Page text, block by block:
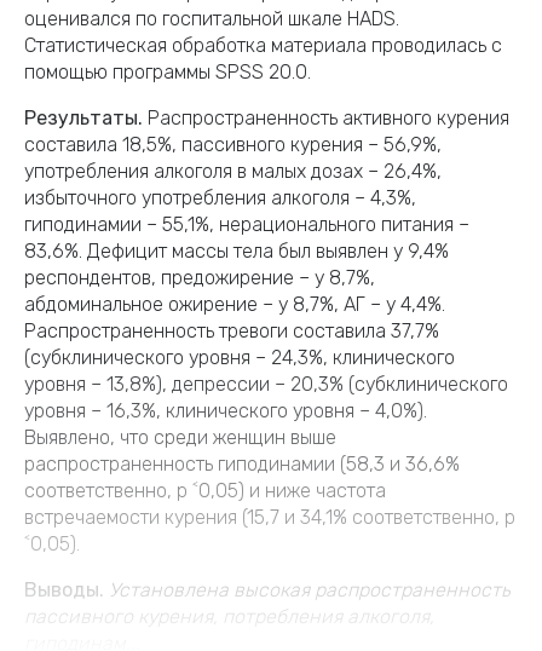
оценивался по госпитальной шкале HADS.
Статистическая обработка материала проводилась с
помощью программы SPSS 20.0.
Результаты. Распространенность активного курения
составила 18,5%, пассивного курения – 56,9%,
употребления алкоголя в малых дозах – 26,4%,
избыточного употребления алкоголя – 4,3%,
гиподинамии – 55,1%, нерационального питания –
83,6%. Дефицит массы тела был выявлен у 9,4%
респондентов, предожирение – у 8,7%,
абдоминальное ожирение – у 8,7%, АГ – у 4,4%.
Распространенность тревоги составила 37,7%
(субклинического уровня – 24,3%, клинического
уровня – 13,8%), депрессии – 20,3% (субклинического
уровня – 16,3%, клинического уровня – 4,0%).
Выявлено, что среди женщин выше
распространенность гиподинамии (58,3 и 36,6%
соответственно, р ˂0,05) и ниже частота
встречаемости курения (15,7 и 34,1% соответственно, р
˂0,05).
Выводы. Установлена высокая распространенность
пассивного курения, потребления алкоголя,